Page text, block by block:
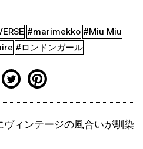
#marimekko #Miu Miu
#ロンドンガール
ィンテージの風合いが馴染